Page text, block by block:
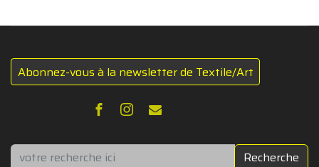
Abonnez-vous à la newsletter de Textile/Art
Rechercher Recherche